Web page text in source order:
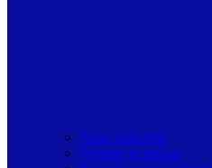
Toate articolele
Viziune de primar